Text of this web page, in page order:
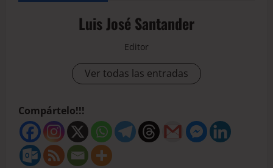
Luis José Santander
Editor
Ver todas las entradas
Compártelo!!!